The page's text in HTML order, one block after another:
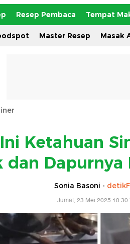
Resep Pembaca Tempat
Master Resep Masak
Ketahuan
dan Dapurnya
Sonia Basoni -
Jumat, 23 Mei 2025 10:30